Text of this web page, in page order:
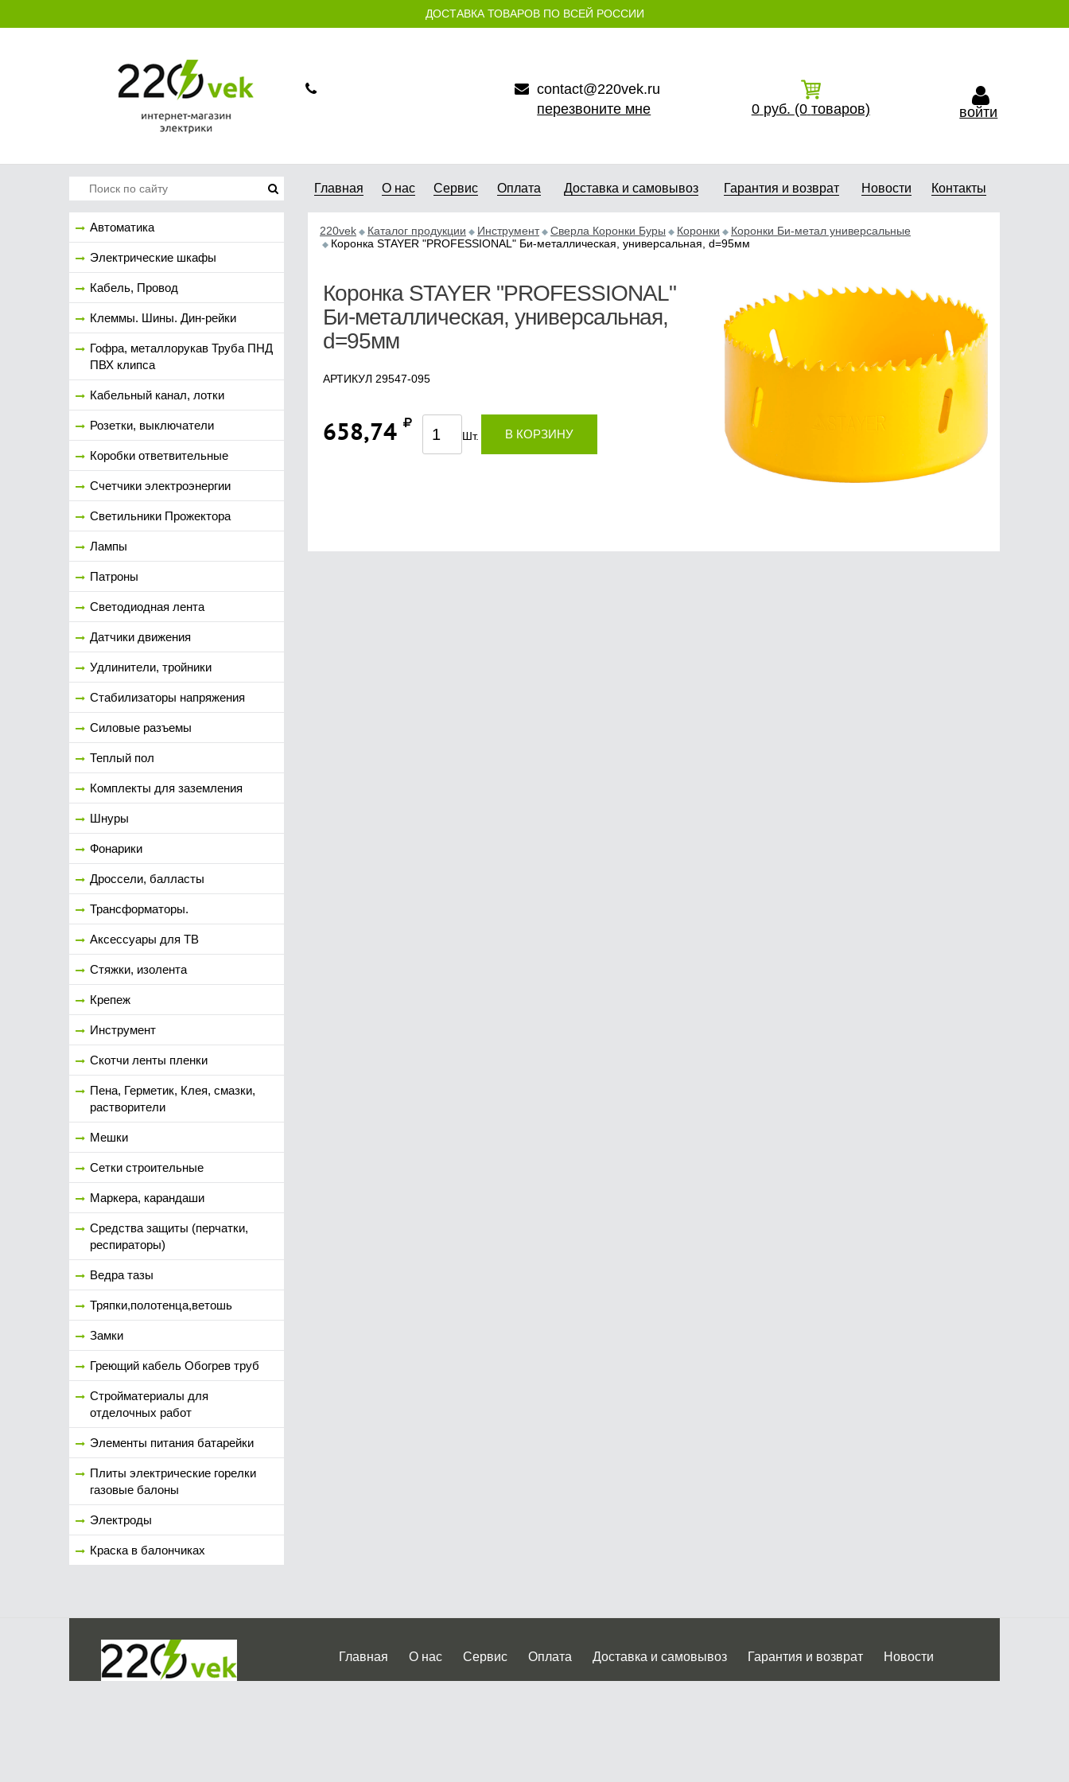
ДОСТАВКА ТОВАРОВ ПО ВСЕЙ РОССИИ
contact@220vek.ru
перезвоните мне
0 руб. (0 товаров) войти
Автоматика
Электрические шкафы
Кабель, Провод
Клеммы. Шины. Дин-рейки
Гофра, металлорукав Труба ПНД
ПВХ клипса
Кабельный канал, лотки
Розетки, выключатели
Коробки ответвительные
Счетчики электроэнергии
Светильники Прожектора
Лампы
Патроны
Светодиодная лента
Датчики движения
Удлинители, тройники
Стабилизаторы напряжения
Силовые разъемы
Теплый пол
Комплекты для заземления
Шнуры
Фонарики
Дроссели, балласты
Трансформаторы.
Аксессуары для ТВ
Стяжки, изолента
Крепеж
Инструмент
Скотчи ленты пленки
Пена, Герметик, Клея, смазки,
растворители
Мешки
Сетки строительные
Маркера, карандаши
Средства защиты (перчатки,
респираторы)
Ведра тазы
Тряпки,полотенца,ветошь
Замки
Греющий кабель Обогрев труб
Стройматериалы для
отделочных работ
Элементы питания батарейки
Плиты электрические горелки
газовые балоны
Электроды
Краска в балончиках
Главная О нас Сервис Оплата Доставка и самовывоз Гарантия и возврат Новости Контакты
220vek Каталог продукции Инструмент Сверла Коронки Буры Коронки
Коронки Би-метал универсальные
Коронка STAYER "PROFESSIONAL" Би-металлическая, универсальная, d=95мм
Коронка STAYER "PROFESSIONAL"
Би-металлическая, универсальная,
d=95мм
АРТИКУЛ 29547-095
658,74 Шт. В КОРЗИНУ
Главная О нас Сервис Оплата Доставка и самовывоз Гарантия и возврат Новости